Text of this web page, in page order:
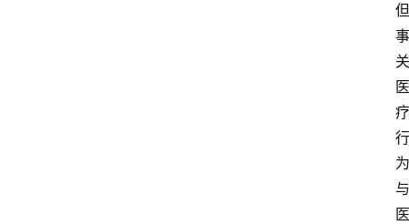
但
事
关
医
疗
行
为
与
医